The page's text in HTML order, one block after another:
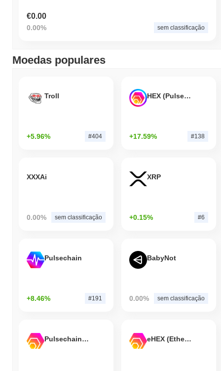
€0.00
0.00% sem classificação
Moedas populares
Troll
+5.96% #404
HEX (Pulsechain)
+17.59% #138
XXXAi
0.00% sem classificação
XRP
+0.15% #6
Pulsechain
+8.46% #191
BabyNot
0.00% sem classificação
Pulsechain Bridged HEX (Pulsechain) eHEX (Ethereum)